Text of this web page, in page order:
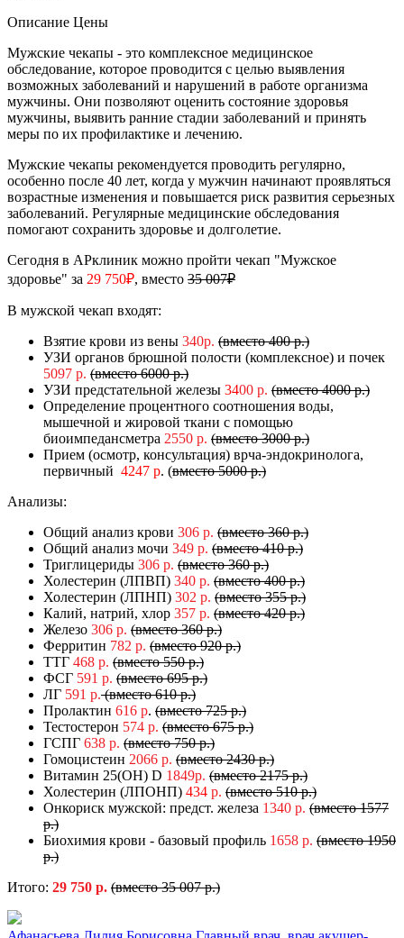
Описание Цены
Мужские чекапы - это комплексное медицинское
обследование, которое проводится с целью выявления
возможных заболеваний и нарушений в работе организма
мужчины. Они позволяют оценить состояние здоровья
мужчины, выявить ранние стадии заболеваний и принять
меры по их профилактике и лечению.
Мужские чекапы рекомендуется проводить регулярно,
особенно после 40 лет, когда у мужчин начинают проявляться
возрастные изменения и повышается риск развития серьезных
заболеваний. Регулярные медицинские обследования
помогают сохранить здоровье и долголетие.
Сегодня в АРклиник можно пройти чекап "Мужское
здоровье" за 29 750₽, вместо 35 007₽
В мужской чекап входят:
Взятие крови из вены 340р. (вместо 400 р.)
УЗИ органов брюшной полости (комплексное) и почек
5097 р. (вместо 6000 р.)
УЗИ предстательной железы 3400 р. (вместо 4000 р.)
Определение процентного соотношения воды,
мышечной и жировой ткани с помощью
биоимпедансметра 2550 р. (вместо 3000 р.)
Прием (осмотр, консультация) врча-эндокринолога,
первичный 4247 р. (вместо 5000 р.)
Анализы:
Общий анализ крови 306 р. (вместо 360 р.)
Общий анализ мочи 349 р. (вместо 410 р.)
Триглицериды 306 р. (вместо 360 р.)
Холестерин (ЛПВП) 340 р. (вместо 400 р.)
Холестерин (ЛПНП) 302 р. (вместо 355 р.)
Калий, натрий, хлор 357 р. (вместо 420 р.)
Железо 306 р. (вместо 360 р.)
Ферритин 782 р. (вместо 920 р.)
ТТГ 468 р. (вместо 550 р.)
ФСГ 591 р. (вместо 695 р.)
ЛГ 591 р.(вместо 610 р.)
Пролактин 616 р. (вместо 725 р.)
Тестостерон 574 р. (вместо 675 р.)
ГСПГ 638 р. (вместо 750 р.)
Гомоцистеин 2066 р. (вместо 2430 р.)
Витамин 25(ОН) D 1849р. (вместо 2175 р.)
Холестерин (ЛПОНП) 434 р. (вместо 510 р.)
Онкориск мужской: предст. железа 1340 р. (вместо 1577
р.)
Биохимия крови - базовый профиль 1658 р. (вместо 1950
р.)
Итого: 29 750 р. (вместо 35 007 р.)